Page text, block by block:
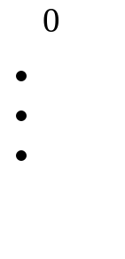
0